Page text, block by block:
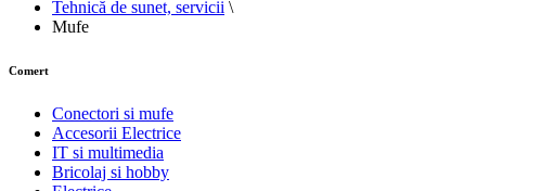
Tehnică de sunet, servicii \
Mufe
Comert
Conectori si mufe
Accesorii Electrice
IT si multimedia
Bricolaj si hobby